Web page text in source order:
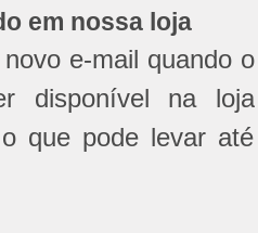
em nossa loja
e-mail quando o
disponível na loja
que pode levar até